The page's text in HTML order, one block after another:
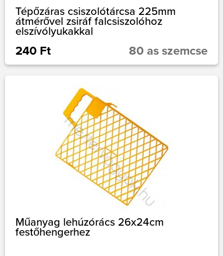
Tépőzáras csiszolótárcsa 225mm
átmérővel zsiráf falcsiszolóhoz
elszívólyukakkal
240 Ft 80 as szemcse
Műanyag lehúzórács 26x24cm
festőhengerhez